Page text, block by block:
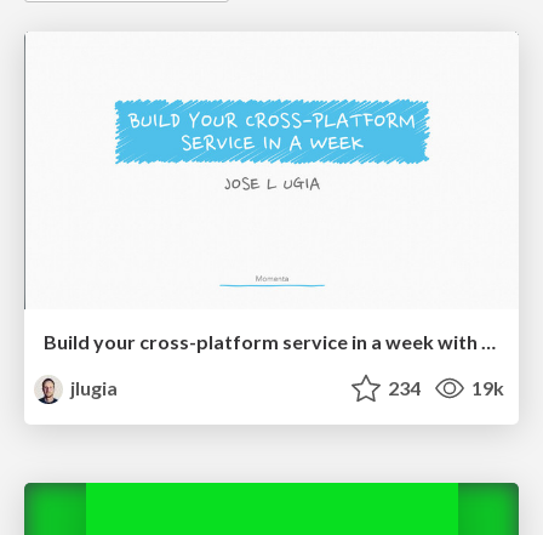
Build your cross-platform service in a week with App Engine
jlugia
234 19k